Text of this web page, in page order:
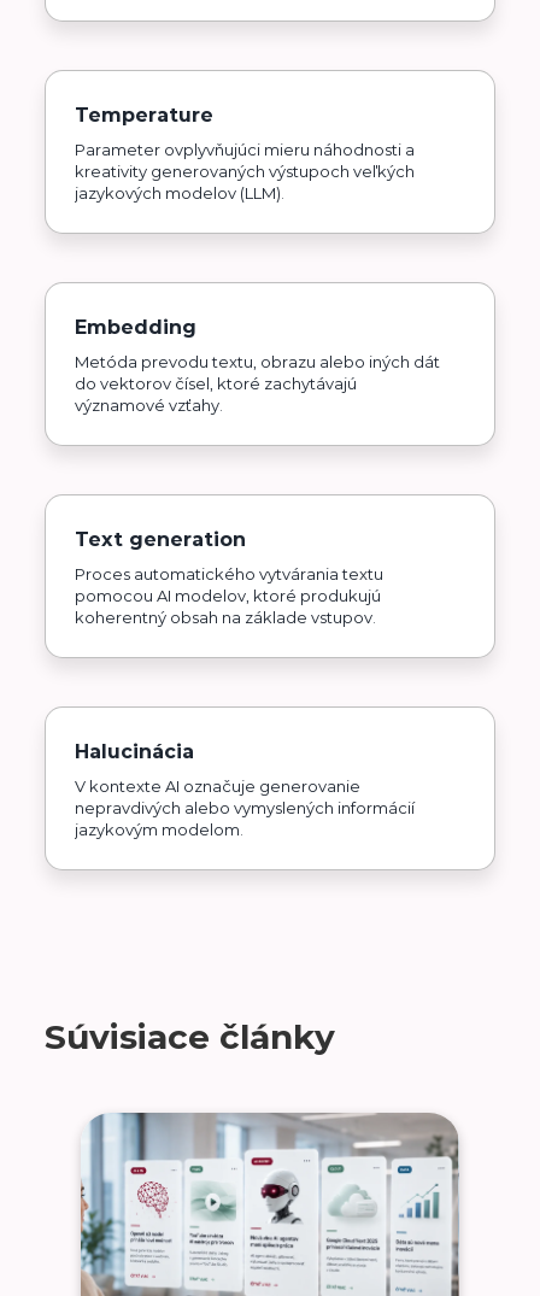
Temperature
Parameter ovplyvňujúci mieru náhodnosti a
kreativity generovaných výstupoch veľkých
jazykových modelov (LLM).
Embedding
Metóda prevodu textu, obrazu alebo iných dát
do vektorov čísel, ktoré zachytávajú
významové vzťahy.
Text generation
Proces automatického vytvárania textu
pomocou AI modelov, ktoré produkujú
koherentný obsah na základe vstupov.
Halucinácia
V kontexte AI označuje generovanie
nepravdivých alebo vymyslených informácií
jazykovým modelom.
Súvisiace články